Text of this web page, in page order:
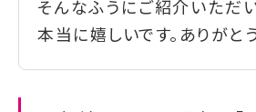
そんなふうにご紹介いただ
本当に嬉しいです。ありがと